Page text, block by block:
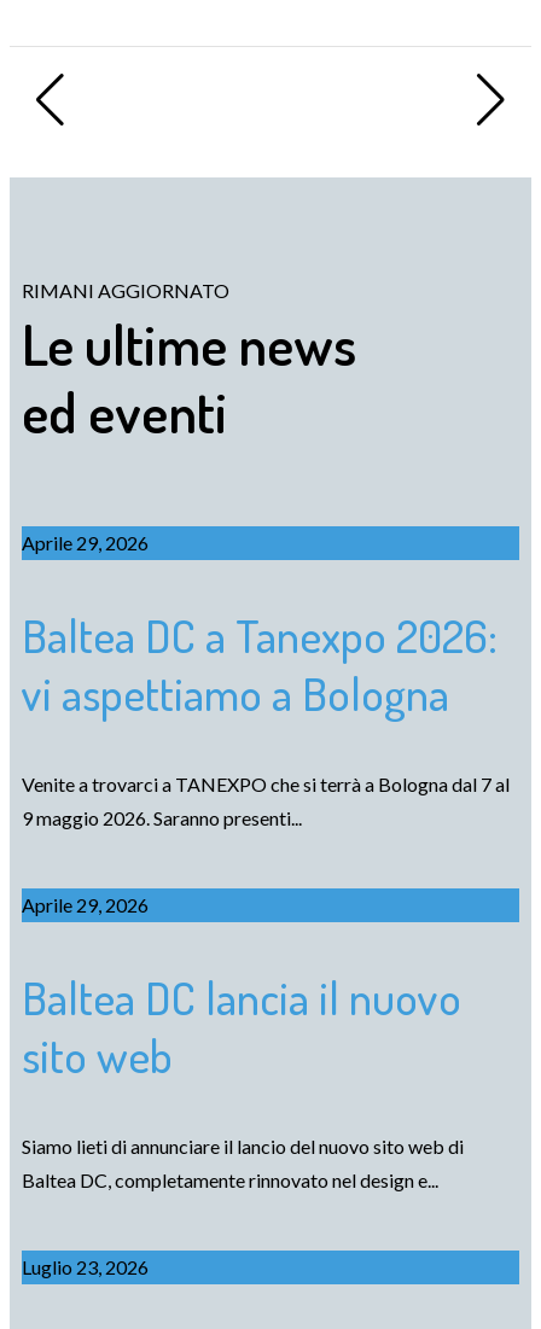
RIMANI AGGIORNATO
Le ultime news
ed eventi
Aprile 29, 2026
Baltea DC a Tanexpo 2026:
vi aspettiamo a Bologna
Venite a trovarci a TANEXPO che si terrà a Bologna dal 7 al
9 maggio 2026. Saranno presenti...
Aprile 29, 2026
Baltea DC lancia il nuovo
sito web
Siamo lieti di annunciare il lancio del nuovo sito web di
Baltea DC, completamente rinnovato nel design e...
Luglio 23, 2026